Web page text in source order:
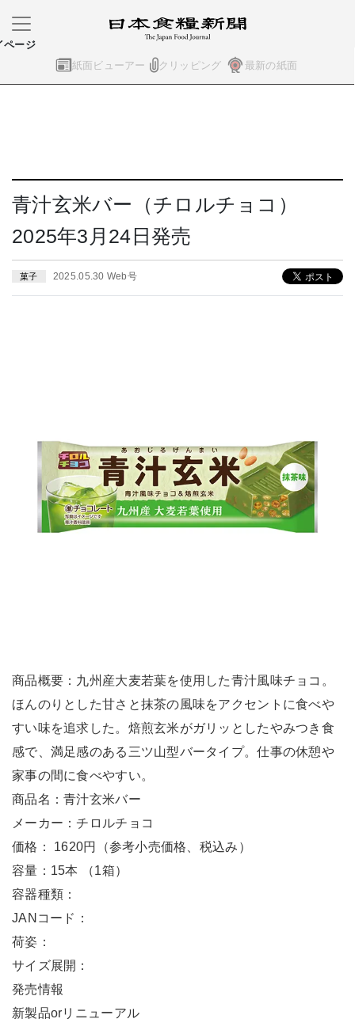
紙面ビューアー クリッピング 最新の紙面
ページ
青汁玄米バー（チロルチョコ）
2025年3月24日発売
菓子 2025.05.30 Web号
商品概要：九州産大麦若葉を使用した青汁風味チョコ。
ほんのりとした甘さと抹茶の風味をアクセントに食べや
すい味を追求した。焙煎玄米がガリッとしたやみつき食
感で、満足感のある三ツ山型バータイプ。仕事の休憩や
家事の間に食べやすい。
商品名：青汁玄米バー
メーカー：チロルチョコ
価格： 1620円（参考小売価格、税込み）
容量：15本 （1箱）
容器種類：
JANコード：
荷姿：
サイズ展開：
発売情報
新製品orリニューアル